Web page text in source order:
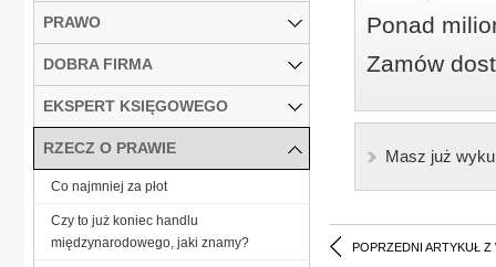
Ponad
Zamów
Masz już
POPRZEDNI ARTYKUŁ Z
PRAWO
DOBRA FIRMA
EKSPERT KSIĘGOWEGO
RZECZ O PRAWIE
Co najmniej za płot
Czy to już koniec handlu
międzynarodowego, jaki znamy?